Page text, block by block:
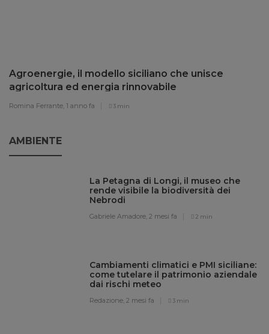
Agroenergie, il modello siciliano che unisce
agricoltura ed energia rinnovabile
Romina Ferrante, 1 anno fa 3 min
AMBIENTE
La Petagna di Longi, il museo che
rende visibile la biodiversità dei
Nebrodi
Gabriele Amadore,2 mesi fa 2 min
Cambiamenti climatici e PMI siciliane:
come tutelare il patrimonio aziendale
dai rischi meteo
Redazione,2 mesi fa 3 min